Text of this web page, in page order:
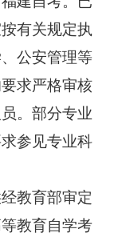
有关规定执
公安管理等
求严格审核
。部分专业
参见专业科
教育部审定
教育自学考